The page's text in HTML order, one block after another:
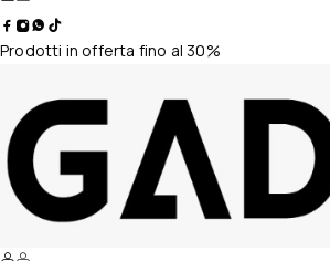
Prodotti in offerta fino al 30%